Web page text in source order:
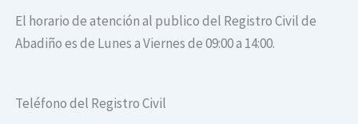
El horario de atención al publico del Registro Civil de
Abadiño es de Lunes a Viernes de 09:00 a 14:00.
Teléfono del Registro Civil